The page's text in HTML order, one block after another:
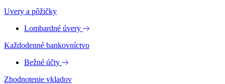
Uvery a pôžičky
Lombardné úvery
Každodenné bankovníctvo
Bežné účty
Zhodnotenie vkladov